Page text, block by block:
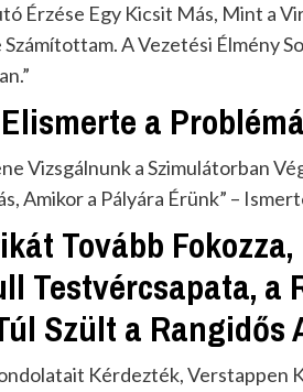
Érzése Egy Kicsit Más, Mint a
A Vezetési Élmény
a
Vizsgálnunk a Szimulátorban
Amikor a Pályára Érünk” –
Tovább
Testvércsapata,
Szült a Rangidős
Kérdezték, Verstappen